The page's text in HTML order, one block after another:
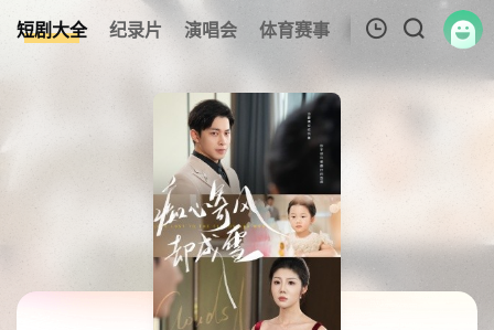
短剧大全 纪录片 演唱会 体育赛事 伦理片 影视解
暂无观看影片的记录